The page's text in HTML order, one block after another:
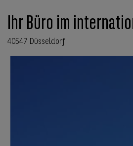
Ihr Büro im
40547 Düsseldorf